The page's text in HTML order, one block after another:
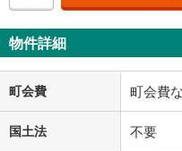
物件詳細
町会費 町会費
国土法 不要